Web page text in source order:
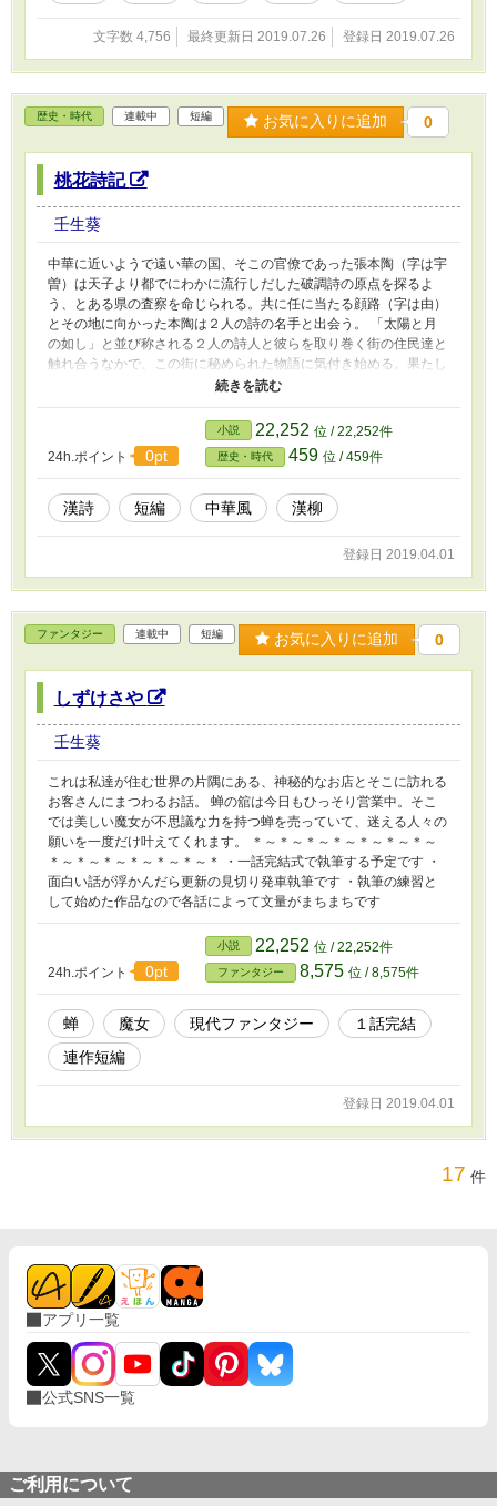
文字数 4,756 最終更新日 2019.07.26 登録日 2019.07.26
歴史・時代 連載中 短編 お気に入りに追加 0
桃花詩記
壬生葵
中華に近いようで遠い華の国、そこの官僚であった張本陶（字は宇
曽）は天子より都でにわかに流行しだした破調詩の原点を探るよ
う、とある県の査察を命じられる。共に任に当たる顔路（字は由）
とその地に向かった本陶は２人の詩の名手と出会う。 「太陽と月
の如し」と並び称される２人の詩人と彼らを取り巻く街の住民達と
触れ合うなかで、この街に秘められた物語に気付き始める。果たし
て彼は真実に辿り着くことができるのか。 ―・―・―・―・―・
字程度 全5話構成でしたが各話の字数が予定以上に増えているの
で、 話によっては前後編で分章しています
24h.ポイント
0pt
小説 22,252 位 / 22,252件
歴史・時代 459 位 / 459件
漢詩 短編 中華風 漢柳
登録日 2019.04.01
ファンタジー 連載中 短編 お気に入りに追加 0
しずけさや
壬生葵
これは私達が住む世界の片隅にある、神秘的なお店とそこに訪れる
お客さんにまつわるお話。 蝉の舘は今日もひっそり営業中。そこ
では美しい魔女が不思議な力を持つ蝉を売っていて、迷える人々の
願いを一度だけ叶えてくれます。 ＊～＊～＊～＊～＊～＊～＊～
＊～＊～＊～＊～＊～＊～＊ ・一話完結式で執筆する予定です ・
面白い話が浮かんだら更新の見切り発車執筆です ・執筆の練習と
して始めた作品なので各話によって文量がまちまちです
24h.ポイント 0pt
小説 22,252 位 / 22,252件
ファンタジー 8,575 位 / 8,575件
蝉 魔女 現代ファンタジー
１話完結
連作短編
登録日 2019.04.01
17 件
アプリ一覧
公式SNS一覧
ご利用について